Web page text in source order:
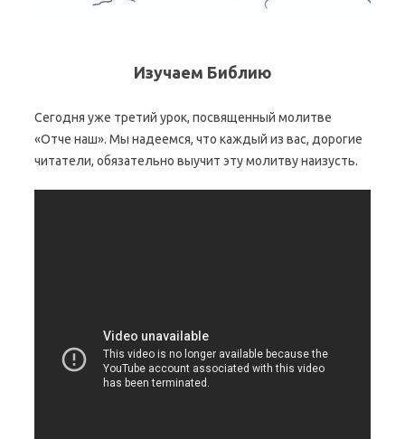
Изучаем Библию
Сегодня уже третий урок, посвященный молитве
«Отче наш». Мы надеемся, что каждый из вас, дорогие
читатели, обязательно выучит эту молитву наизусть.